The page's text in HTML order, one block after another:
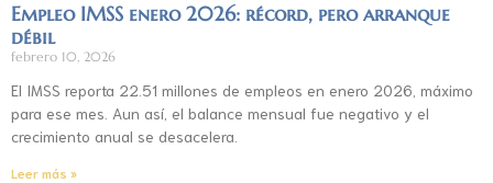
Empleo IMSS enero 2026: récord, pero arranque
débil
febrero 10, 2026
El IMSS reporta 22.51 millones de empleos en enero 2026, máximo
para ese mes. Aun así, el balance mensual fue negativo y el
crecimiento anual se desacelera.
Leer más »